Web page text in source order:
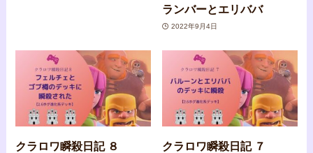
ランバーとエリババ
2022年9月4日
クラロワ瞬殺日記 ８
クラロワ瞬殺日記 ７